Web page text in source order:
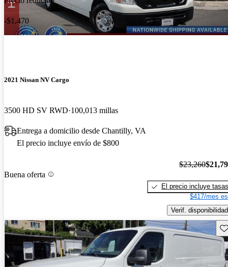
-$1,470
2021 Nissan NV Cargo
3500 HD SV RWD 100,013 millas
Entrega a domicilio desde Chantilly, VA
El precio incluye envío de $800
Buena oferta
$23,260
El precio incluye tasas
$417/mes
Verif. disponibilidad